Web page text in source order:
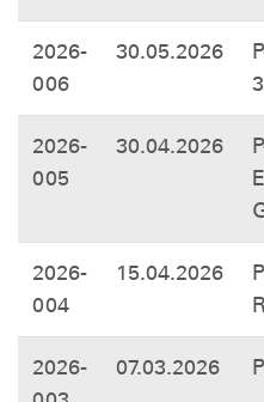
2026-
006
30.05.2026
2026-
005
30.04.2026
2026-
004
15.04.2026
2026-
07.03.2026